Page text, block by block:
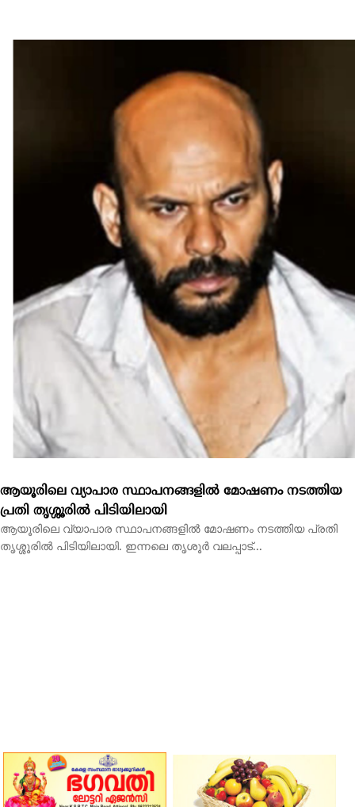
ആയൂരിലെ വ്യാപാര സ്ഥാപനങ്ങളിൽ മോഷണം നടത്തിയ
പ്രതി തൃശ്ശൂരിൽ പിടിയിലായി
ആയൂരിലെ വ്യാപാര സ്ഥാപനങ്ങളിൽ മോഷണം നടത്തിയ പ്രതി
തൃശ്ശൂരിൽ പിടിയിലായി. ഇന്നലെ തൃശൂർ വലപ്പാട്...